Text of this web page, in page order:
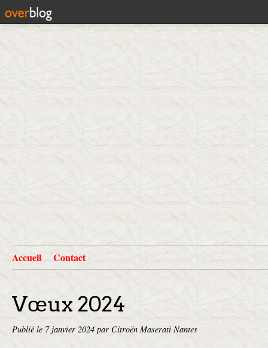
Accueil Contact
Vœux 2024
Publié le 7 janvier 2024 par Citroën Maserati Nantes